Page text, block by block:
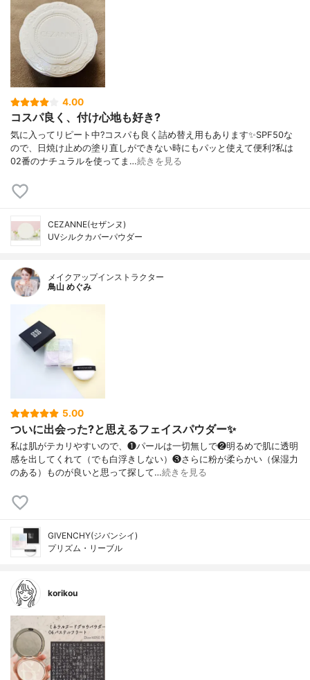
4.00
コスパ良く、付け心地も好き?
気に入ってリピート中?コスパも良く詰め替え用もあります✨SPF50な
ので、日焼け止めの塗り直しができない時にもパッと使えて便利?私は
02番のナチュラルを使ってま…続きを見る
CEZANNE(セザンヌ)
UVシルクカバーパウダー
メイクアップインストラクター
鳥山 めぐみ
5.00
ついに出会った?と思えるフェイスパウダー✨
私は肌がテカリやすいので、❶パールは一切無しで❷明るめで肌に透明
感を出してくれて（でも白浮きしない）❸さらに粉が柔らかい（保湿力
のある）ものが良いと思って探して…続きを見る
GIVENCHY(ジバンシイ)
プリズム・リーブル
korikou